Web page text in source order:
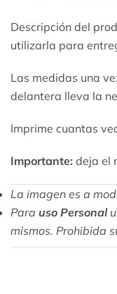
Descripción del
utilizarla para
Las medidas una
delantera lleva la
Imprime cuantas
Importante: deja el
La imagen es a
Para uso Personal
mismos. Prohibida